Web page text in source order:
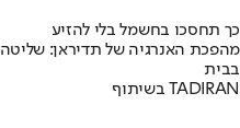
כך תחסכו בחשמל בלי להזיע
מהפכת האנרגיה של תדיראן:
בבית
בשיתוף TADIRAN